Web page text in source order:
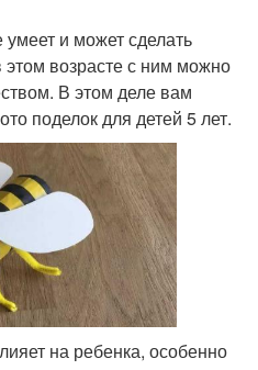
и может сделать
возрасте с ним можно
В этом деле вам
поделок для детей 5 лет.
на ребенка, особенно